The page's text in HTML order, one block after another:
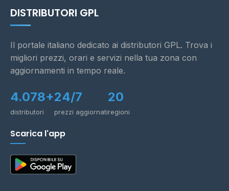
DISTRIBUTORI GPL
Il portale italiano dedicato ai distributori GPL. Trova i
migliori prezzi, orari e servizi nella tua zona con
aggiornamenti in tempo reale.
4.078+
distributori
24/7
prezzi aggiornati
20
regioni
Scarica l'app